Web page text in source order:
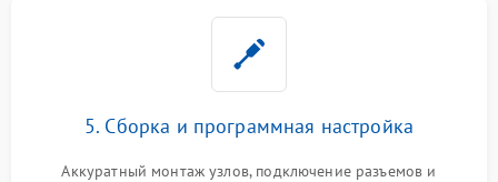
5. Сборка и программная настройка
Аккуратный монтаж узлов, подключение разъемов и